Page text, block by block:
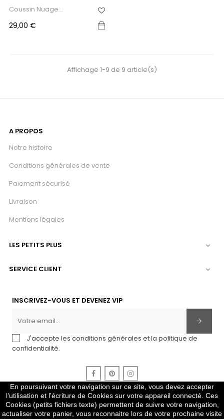
Coussin Nuage
Prix
29,00 €
Affichage 1-9 de 9 article(s)
A PROPOS
Notre histoire
Conditions générales de vente
Paiement sécurisé
Livraison
Mentions légales
LES PETITS PLUS 
SERVICE CLIENT 
INSCRIVEZ-VOUS ET DEVENEZ VIP
J'accepte les conditions générales et la politique de
confidentialité.
FacebookPinterest
En poursuivant votre navigation sur ce site, vous devez accepter
l’utilisation et l'écriture de Cookies sur votre appareil connecté. Ces
Cookies (petits fichiers texte) permettent de suivre votre navigation,
actualiser votre panier, vous reconnaitre lors de votre prochaine visite
2010-2024 Copyright © Gris Pastel